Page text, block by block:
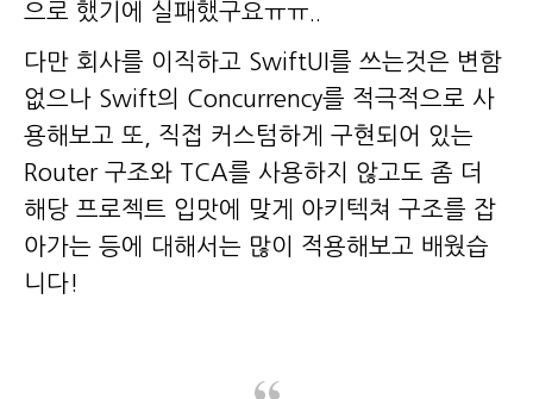
으로 했기에 실패했구요ㅠㅠ..
다만 회사를 이직하고 SwiftUI를 쓰는것은 변함
없으나 Swift의 Concurrency를 적극적으로 사
용해보고 또, 직접 커스텀하게 구현되어 있는
Router 구조와 TCA를 사용하지 않고도 좀 더
해당 프로젝트 입맛에 맞게 아키텍쳐 구조를 잡
아가는 등에 대해서는 많이 적용해보고 배웠습
니다!